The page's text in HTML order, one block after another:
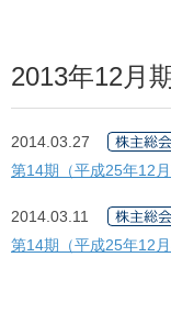
2013年12月
2014.03.27
第14期（平成25年12
2014.03.11
第14期（平成25年12